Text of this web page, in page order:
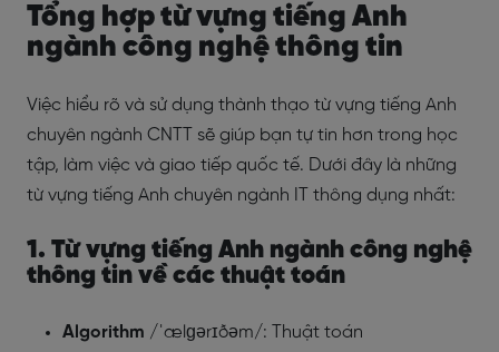
Tổng hợp từ vựng tiếng Anh
ngành công nghệ thông tin
Việc hiểu rõ và sử dụng thành thạo từ vựng tiếng Anh
chuyên ngành CNTT sẽ giúp bạn tự tin hơn trong học
tập, làm việc và giao tiếp quốc tế. Dưới đây là những
từ vựng tiếng Anh chuyên ngành IT thông dụng nhất:
1. Từ vựng tiếng Anh ngành công nghệ
thông tin về các thuật toán
Algorithm /ˈælɡərɪðəm/: Thuật toán